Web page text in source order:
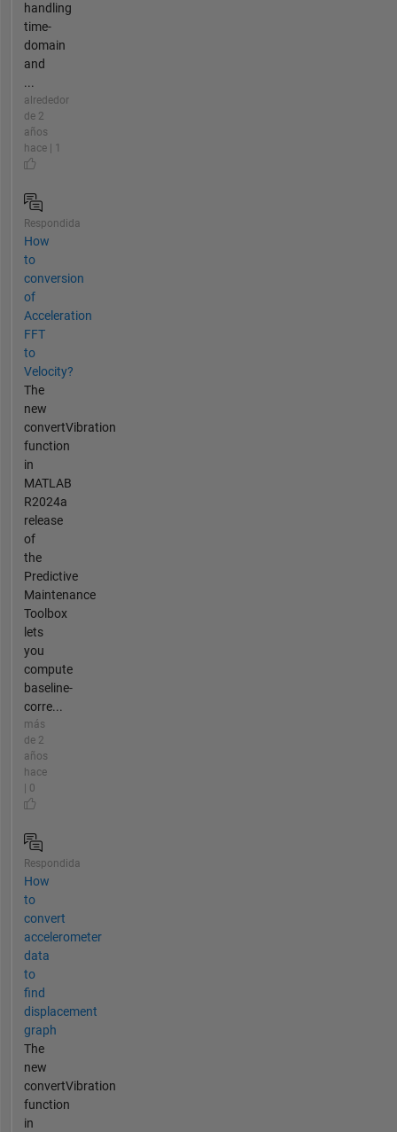
handling
time-
domain
and
...
alrededor
de 2
años
hace | 1
Respondida
How
to
conversion
of
Acceleration
FFT
to
Velocity?
The
new
convertVibration
function
in
MATLAB
R2024a
release
of
the
Predictive
Maintenance
Toolbox
lets
you
compute
baseline-
corre...
más
de 2
años
hace
| 0
Respondida
How
to
convert
accelerometer
data
to
find
displacement
graph
The
new
convertVibration
function
in